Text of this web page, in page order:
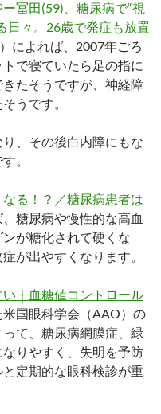
冨田(59)、糖尿病で“視
日々。26歳で発症も放置
によれば、2007年ごろ
で寝ていたら足の指に
たそうですが、神経障
うです。
、その後白内障にもな
。
る！？／糖尿病患者は
糖尿病や慢性的な高血
が糖化されて硬くな
が出やすくなります。
｜血糖値コントロール
米国眼科学会（AAO）の
て、糖尿病網膜症、緑
りやすく、失明を予防
定期的な眼科検診が重